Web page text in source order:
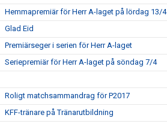
Hemmapremiär för Herr A-laget på lördag 13/4
Glad Eid
Premiärseger i serien för Herr A-laget
Seriepremiär för Herr A-laget på söndag 7/4
Roligt matchsammandrag för P2017
KFF-tränare på Tränarutbildning